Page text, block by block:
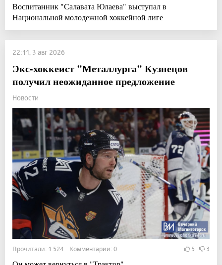
Воспитанник "Салавата Юлаева" выступал в
Национальной молодежной хоккейной лиге
22:11, 3 авг 2026
Экс-хоккеист "Металлурга" Кузнецов
получил неожиданное предложение
Новости
Прочитали: 1 524 Комментарии: 0 5 3